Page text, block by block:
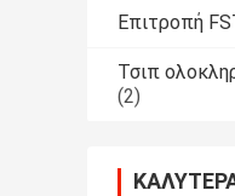
Επιτροπή
Τσιπ
(2)